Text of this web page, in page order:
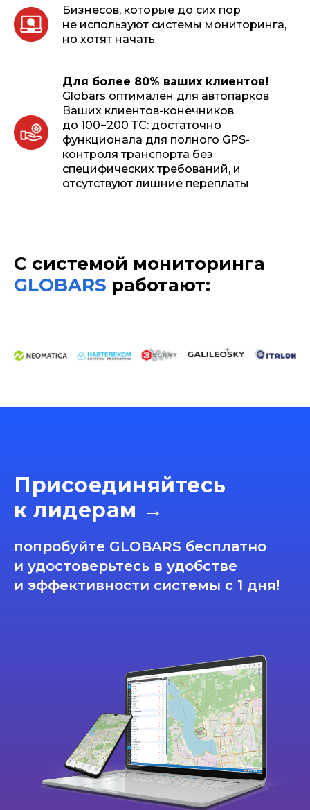
Бизнесов, которые до сих пор
не используют системы мониторинга,
но хотят начать
Для более 80% ваших клиентов!
Globars оптимален для автопарков
Ваших клиентов-конечников
до 100−200 ТС: достаточно
функционала для полного GPS-
контроля транспорта без
специфических требований, и
отсутствуют лишние переплаты
С системой мониторинга
GLOBARS работают:
Присоединяйтесь
к лидерам →
попробуйте GLOBARS бесплатно
и удостоверьтесь в удобстве
и эффективности системы с 1 дня!